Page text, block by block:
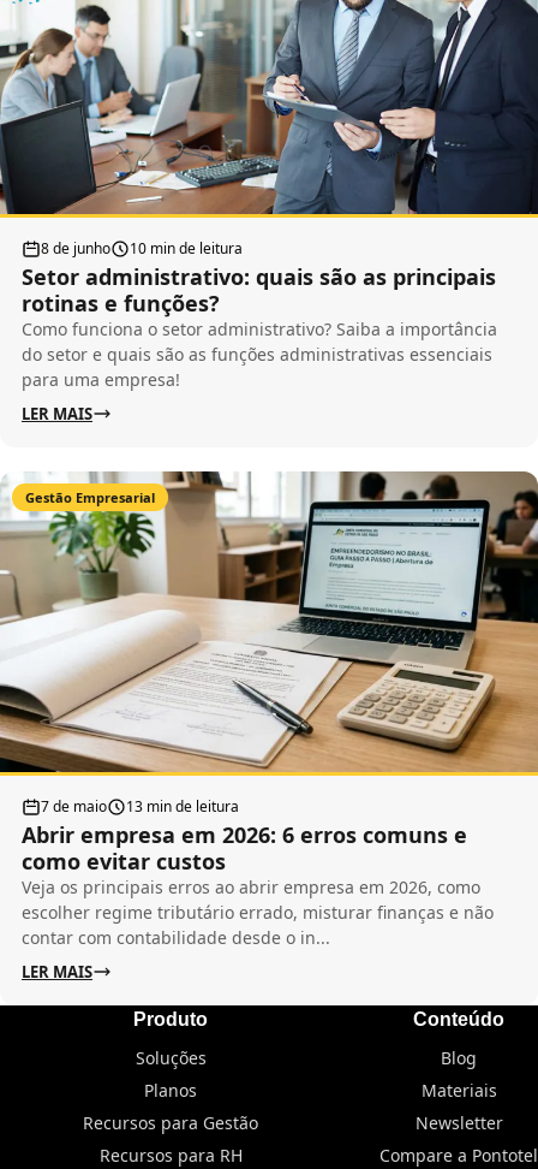
8 de junho 10 min de leitura
Setor administrativo: quais são as principais
rotinas e funções?
Como funciona o setor administrativo? Saiba a importância
do setor e quais são as funções administrativas essenciais
para uma empresa!
LER MAIS
Gestão Empresarial
7 de maio 13 min de leitura
Abrir empresa em 2026: 6 erros comuns e
como evitar custos
Veja os principais erros ao abrir empresa em 2026, como
escolher regime tributário errado, misturar finanças e não
contar com contabilidade desde o in...
LER MAIS
Produto
Soluções
Planos
Recursos para Gestão
Recursos para RH
Conteúdo
Blog
Materiais
Newsletter
Compare a Pontotel